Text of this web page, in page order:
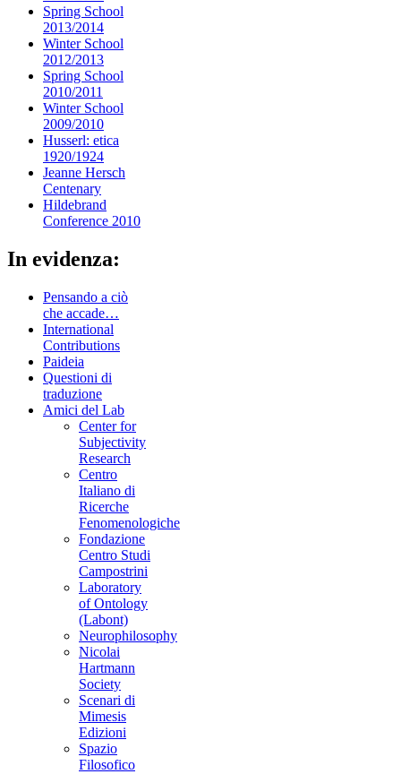
Spring School
2013/2014
Winter School
2012/2013
Spring School
2010/2011
Winter School
2009/2010
Husserl: etica
1920/1924
Jeanne Hersch
Centenary
Hildebrand
Conference 2010
In evidenza:
Pensando a ciò
che accade…
International
Contributions
Paideia
Questioni di
traduzione
Amici del Lab
Center for
Subjectivity
Research
Centro
Italiano di
Ricerche
Fenomenologiche
Fondazione
Centro Studi
Campostrini
Laboratory
of Ontology
(Labont)
Neurophilosophy
Nicolai
Hartmann
Society
Scenari di
Mimesis
Edizioni
Spazio
Filosofico